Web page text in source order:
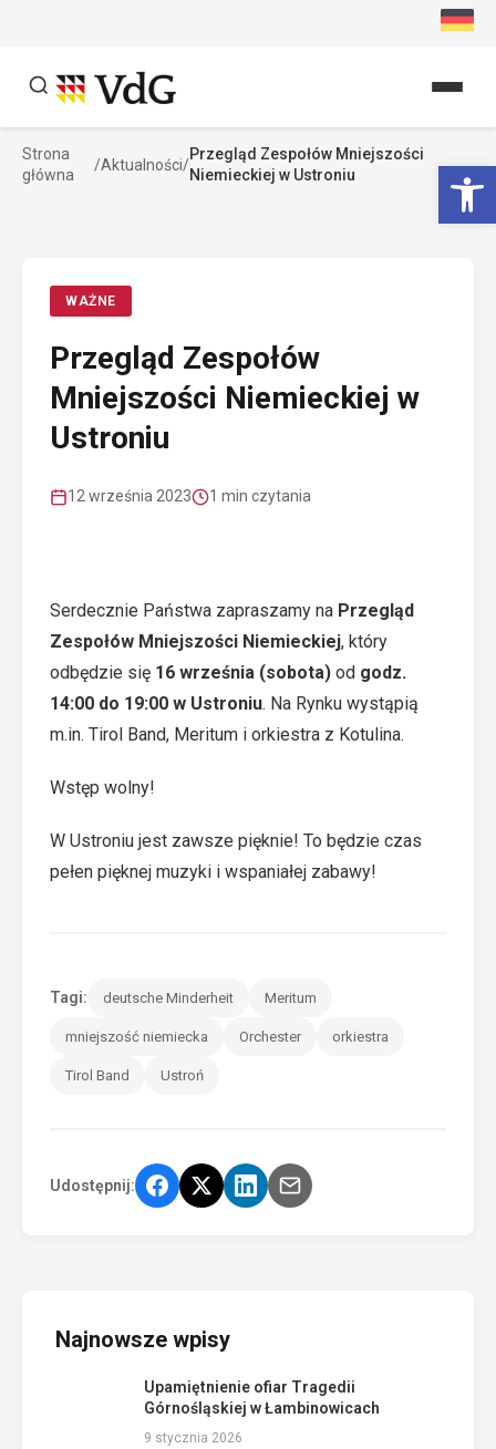
Szukaj
Strona
główna
/Aktualności/
Przegląd Zespołów Mniejszości
Niemieckiej w Ustroniu
WAŻNE
Przegląd Zespołów
Mniejszości Niemieckiej w
Ustroniu
12 września 2023 1 min czytania
Serdecznie Państwa zapraszamy na Przegląd
Zespołów Mniejszości Niemieckiej, który
odbędzie się 16 września (sobota) od godz.
14:00 do 19:00 w Ustroniu. Na Rynku wystąpią
m.in. Tirol Band, Meritum i orkiestra z Kotulina.
Wstęp wolny!
W Ustroniu jest zawsze pięknie! To będzie czas
pełen pięknej muzyki i wspaniałej zabawy!
Tagi: deutsche Minderheit Meritum
mniejszość niemiecka Orchester orkiestra
Tirol Band Ustroń
Udostępnij:
Najnowsze wpisy
Upamiętnienie ofiar Tragedii
Górnośląskiej w Łambinowicach
9 stycznia 2026